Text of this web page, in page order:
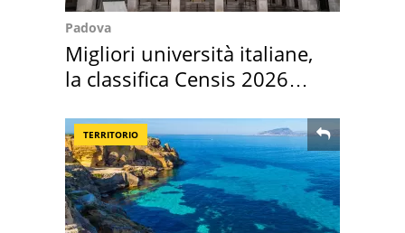
Padova
Migliori università italiane,
la classifica Censis 2026
TERRITORIO